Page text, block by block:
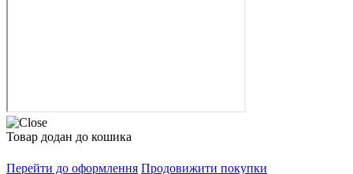
Товар додан до кошика
Перейти до оформлення Продовижити покупки